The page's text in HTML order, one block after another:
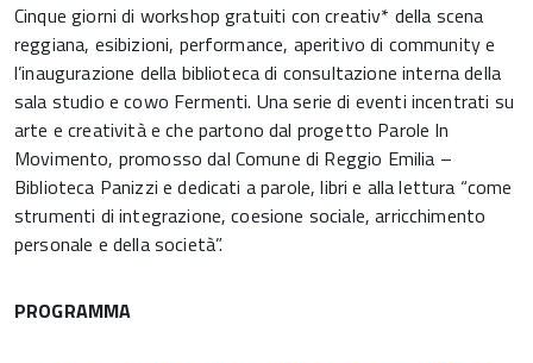
Cinque giorni di workshop gratuiti con creativ* della scena
reggiana, esibizioni, performance, aperitivo di community e
l’inaugurazione della biblioteca di consultazione interna della
sala studio e cowo Fermenti. Una serie di eventi incentrati su
arte e creatività e che partono dal progetto Parole In
Movimento, promosso dal Comune di Reggio Emilia –
Biblioteca Panizzi e dedicati a parole, libri e alla lettura “come
strumenti di integrazione, coesione sociale, arricchimento
personale e della società”.
PROGRAMMA